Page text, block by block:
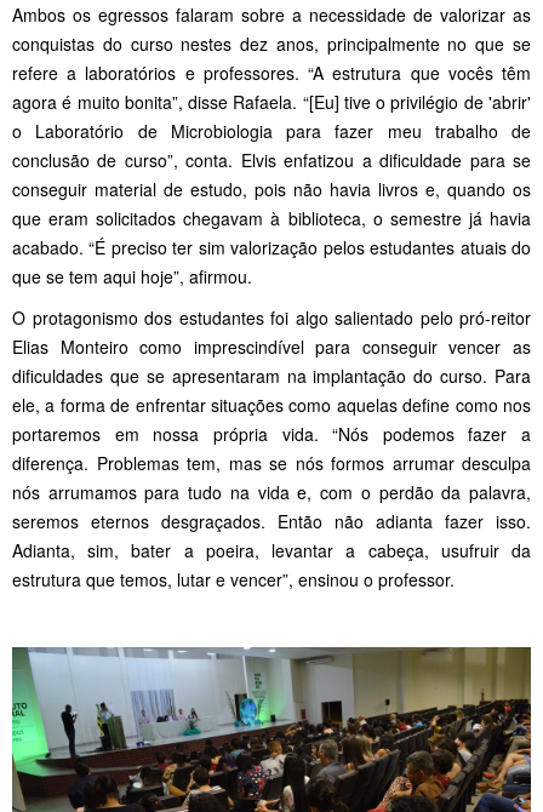
Ambos os egressos falaram sobre a necessidade de valorizar as
conquistas do curso nestes dez anos, principalmente no que se
refere a laboratórios e professores. “A estrutura que vocês têm
agora é muito bonita”, disse Rafaela. “[Eu] tive o privilégio de 'abrir'
o Laboratório de Microbiologia para fazer meu trabalho de
conclusão de curso”, conta. Elvis enfatizou a dificuldade para se
conseguir material de estudo, pois não havia livros e, quando os
que eram solicitados chegavam à biblioteca, o semestre já havia
acabado. “É preciso ter sim valorização pelos estudantes atuais do
que se tem aqui hoje”, afirmou.
O protagonismo dos estudantes foi algo salientado pelo pró-reitor
Elias Monteiro como imprescindível para conseguir vencer as
dificuldades que se apresentaram na implantação do curso. Para
ele, a forma de enfrentar situações como aquelas define como nos
portaremos em nossa própria vida. “Nós podemos fazer a
diferença. Problemas tem, mas se nós formos arrumar desculpa
nós arrumamos para tudo na vida e, com o perdão da palavra,
seremos eternos desgraçados. Então não adianta fazer isso.
Adianta, sim, bater a poeira, levantar a cabeça, usufruir da
estrutura que temos, lutar e vencer”, ensinou o professor.